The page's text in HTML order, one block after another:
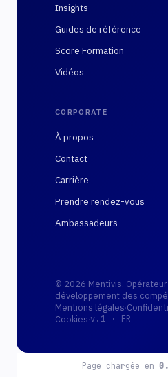
Insights
Guides de référence
Score Formation
Vidéos
CORPORATE
À propos
Contact
Carrière
Prendre rendez-vous
Ambassadeurs
© 2026 Mentivis.
développement des
Mentions légales·
Cookies·v.1 · FR
Page chargée en